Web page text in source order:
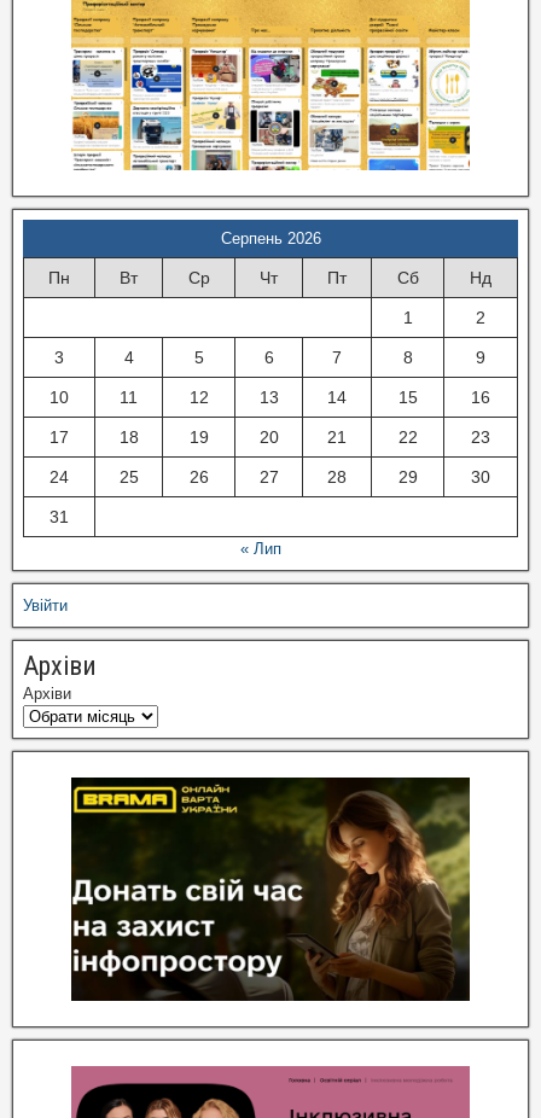
Серпень 2026
Пн Вт Ср Чт Пт Сб Нд
1 2
3 4 5 6 7 8 9
10 11 12 13 14 15 16
17 18 19 20 21 22 23
24 25 26 27 28 29 30
31
« Лип
Увійти
Архіви
Архіви